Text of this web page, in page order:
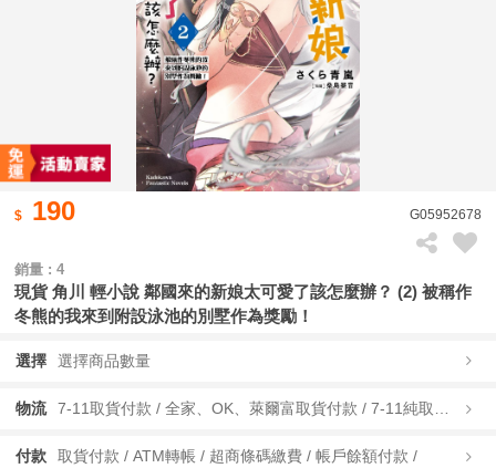
190 G05952678
銷量 : 4
現貨 角川 輕小說 鄰國來的新娘太可愛了該怎麼辦？ (2) 被稱作
冬熊的我來到附設泳池的別墅作為獎勵！
選擇 選擇商品數量
物流
付款 取貨付款 / ATM轉帳 / 超商條碼繳費 / 帳戶餘額付款 /